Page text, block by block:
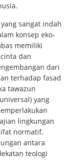
sangat indah
konsep eko-
memiliki
dan
dari
terhadap fasad
tawazun
yang
lingkungan
normatif,
antara
teologi